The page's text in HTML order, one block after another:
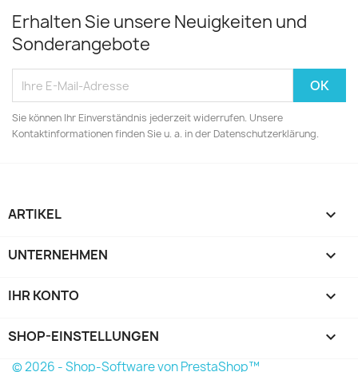
Erhalten Sie unsere Neuigkeiten und
Sonderangebote
Sie können Ihr Einverständnis jederzeit widerrufen. Unsere
Kontaktinformationen finden Sie u. a. in der Datenschutzerklärung.
ARTIKEL 
UNTERNEHMEN 
IHR KONTO 
SHOP-EINSTELLUNGEN keyboard_arrow_down
© 2026 - Shop-Software von PrestaShop™